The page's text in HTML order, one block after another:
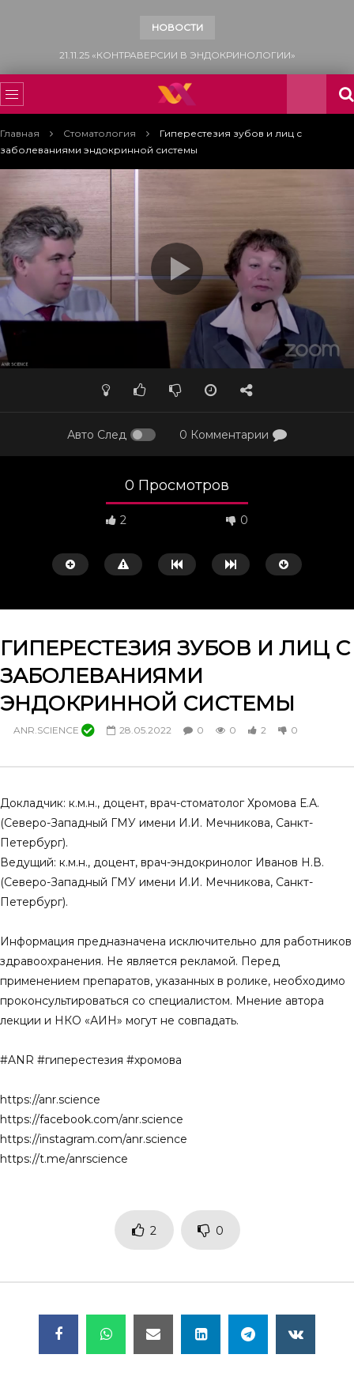
НОВОСТИ
15.11.25 «ВСЕМИРНЫЙ ДЕНЬ БОРЬБЫ С САХАРНЫМ ДИАБЕТОМ»
Главная Стоматология
Гиперестезия зубов и лиц с
заболеваниями эндокринной системы
Авто След 0 Комментарии
0 Просмотров
2 0
Смотреть потом
дентальной имплантации
0
0 3 0
гингивит,независимый
ГИПЕРЕСТЕЗИЯ ЗУБОВ И ЛИЦ С
ЗАБОЛЕВАНИЯМИ
ЭНДОКРИННОЙ СИСТЕМЫ
ANR.SCIENCE 28.05.2022 0 0 2 0
Докладчик: к.м.н., доцент, врач-стоматолог Хромова Е.А.
(Северо-Западный ГМУ имени И.И. Мечникова, Санкт-
Петербург).
Ведущий: к.м.н., доцент, врач-эндокринолог Иванов Н.В.
(Северо-Западный ГМУ имени И.И. Мечникова, Санкт-
Петербург).
Информация предназначена исключительно для работников
здравоохранения. Не является рекламой. Перед
применением препаратов, указанных в ролике, необходимо
проконсультироваться со специалистом. Мнение автора
лекции и НКО «АИН» могут не совпадать.
#ANR #гиперестезия #хромова
https://anr.science
https://facebook.com/anr.science
https://instagram.com/anr.science
https://t.me/anrscience
2 0